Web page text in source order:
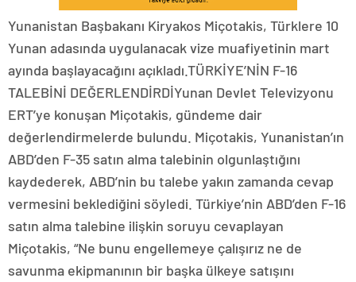
Yunanistan Başbakanı Kiryakos Miçotakis, Türklere 10
Yunan adasında uygulanacak vize muafiyetinin mart
ayında başlayacağını açıkladı.TÜRKİYE’NİN F-16
TALEBİNİ DEĞERLENDİRDİYunan Devlet Televizyonu
ERT’ye konuşan Miçotakis, gündeme dair
değerlendirmelerde bulundu. Miçotakis, Yunanistan’ın
ABD’den F-35 satın alma talebinin olgunlaştığını
kaydederek, ABD’nin bu talebe yakın zamanda cevap
vermesini beklediğini söyledi. Türkiye’nin ABD’den F-16
satın alma talebine ilişkin soruyu cevaplayan
Miçotakis, “Ne bunu engellemeye çalışırız ne de
savunma ekipmanının bir başka ülkeye satışını